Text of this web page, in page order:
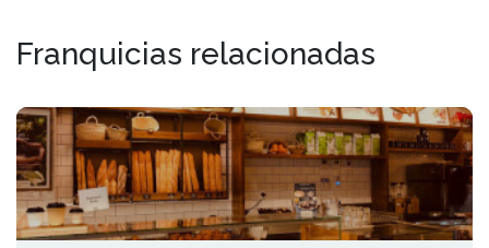
Franquicias relacionadas